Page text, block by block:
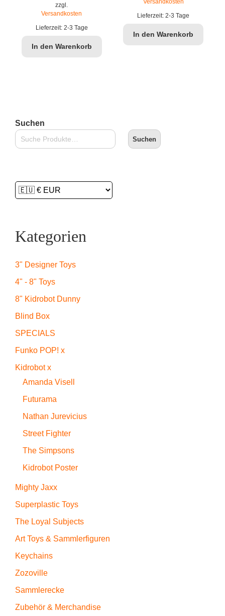
zzgl.
Versandkosten
Lieferzeit: 2-3 Tage
In den Warenkorb
Versandkosten
Lieferzeit:2-3 Tage
In den Warenkorb
Suchen
Suchen
Kategorien
3" Designer Toys
4" - 8" Toys
8" Kidrobot Dunny
Blind Box
SPECIALS
Funko POP! x
Kidrobot x
Amanda Visell
Futurama
Nathan Jurevicius
Street Fighter
The Simpsons
Kidrobot Poster
Mighty Jaxx
Superplastic Toys
The Loyal Subjects
Art Toys & Sammlerfiguren
Keychains
Zozoville
Sammlerecke
Zubehör & Merchandise